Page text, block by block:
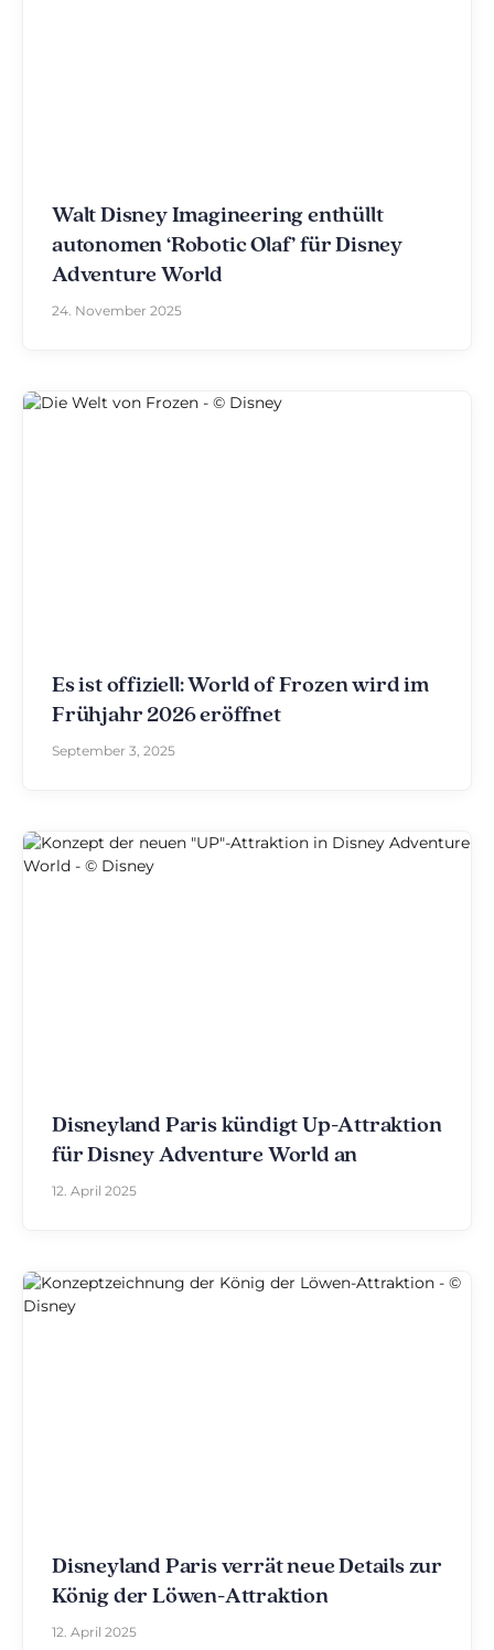
Walt Disney Imagineering enthüllt
autonomen ‘Robotic Olaf’ für Disney
Adventure World
24. November 2025
Es ist offiziell: World of Frozen wird im
Frühjahr 2026 eröffnet
September 3, 2025
Disneyland Paris kündigt Up-Attraktion
für Disney Adventure World an
12. April 2025
Disneyland Paris verrät neue Details zur
König der Löwen-Attraktion
12. April 2025